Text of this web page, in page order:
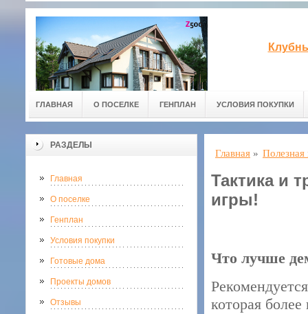
ГЛАВНАЯ О ПОСЕЛКЕ ГЕНПЛАН УСЛОВИЯ ПОКУПКИ
РАЗДЕЛЫ
Главная
О поселке
Генплан
Условия покупки
Готовые дома
Проекты домов
Отзывы
Главная »
Тактика и
игры!
Что лучше
которая более